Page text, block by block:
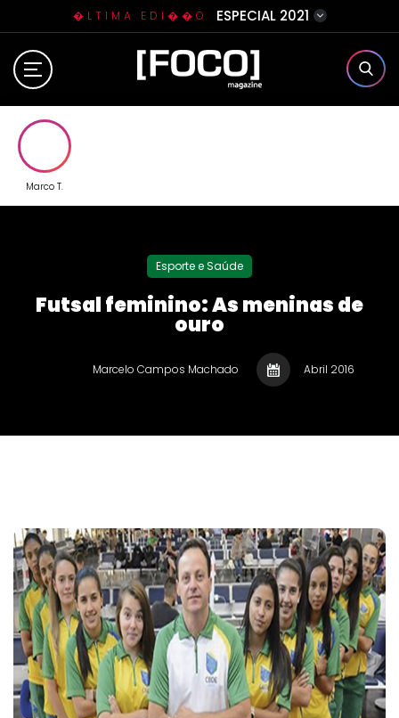
�LTIMA EDI��O ESPECIAL 2021
Home
Contato
Marco T.
Esporte e Saúde
Futsal feminino: As meninas de
ouro
Marcelo Campos Machado Abril 2016